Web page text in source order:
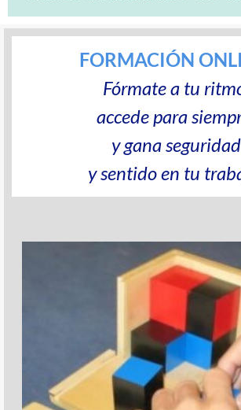
FORMACIÓN
Fórmate a tu
accede para
y gana seguridad
y sentido en tu